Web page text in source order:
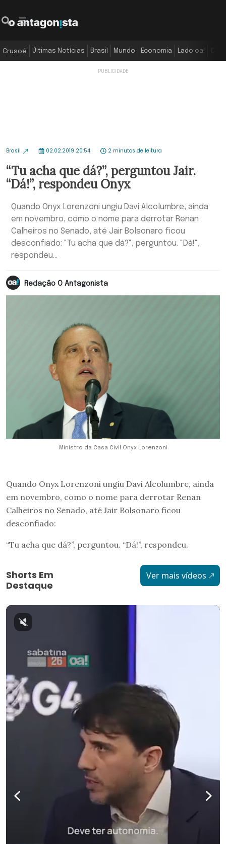
Crusoé Últimas Notícias Brasil Mundo Economia Lado oa!
Brasil 02.02.2019 20:54 2 minutos de leitura
“Tu acha que dá?”, perguntou Jair.
“Dá!”, respondeu Onyx
Quando Onyx Lorenzoni ungiu Davi Alcolumbre, ainda
em novembro, como o nome para derrotar Renan
Calheiros no Senado, até Jair Bolsonaro ficou
desconfiado: "Tu acha que dá?", perguntou. "Dá!",
respondeu...
Redação O Antagonista
Ministro da Casa Civil Onyx Lorenzoni
Quando Onyx Lorenzoni ungiu Davi Alcolumbre, ainda
em novembro, como o nome para derrotar Renan
Calheiros no Senado, até Jair Bolsonaro ficou
desconfiado:
“Tu acha que dá?”, perguntou. “Dá!”, respondeu.
Shorts Em
Destaque
Ver mais vídeos